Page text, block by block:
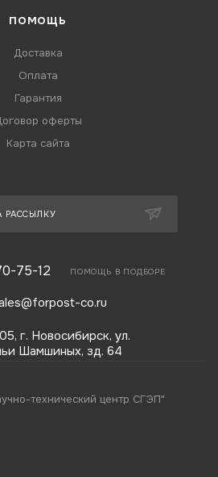
ПОМОЩЬ
Доставка
Оплата
Гарантия
оферты
Карта сайта
РАССЫЛКУ
75-12 ПОМОЩЬ В ПОДБОРЕ
co.ru
г. Новосибирск, ул.
Шамшиных, зд. 64
технический центр СГЭП"